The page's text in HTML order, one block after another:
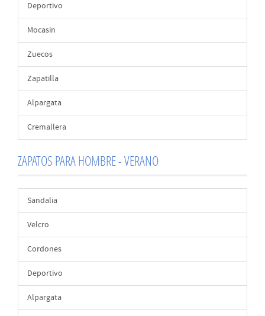
Deportivo
Mocasin
Zuecos
Zapatilla
Alpargata
Cremallera
ZAPATOS PARA HOMBRE - VERANO
Sandalia
Velcro
Cordones
Deportivo
Alpargata